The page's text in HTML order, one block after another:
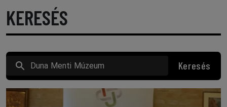
KERESÉS
Keresés